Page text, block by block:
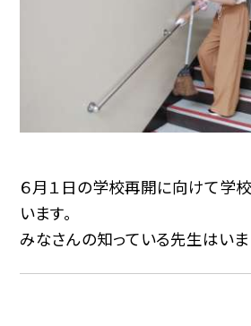
６月１日の学校再開に向けて学
います。
みなさんの知っている先生はいま